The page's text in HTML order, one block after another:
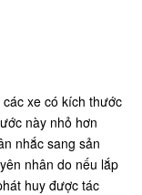
xe có kích thước
này nhỏ hơn
nhắc sang sản
nhân do nếu lắp
huy được tác